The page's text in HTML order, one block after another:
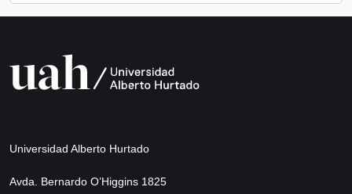
Universidad Alberto Hurtado
Avda. Bernardo O’Higgins 1825